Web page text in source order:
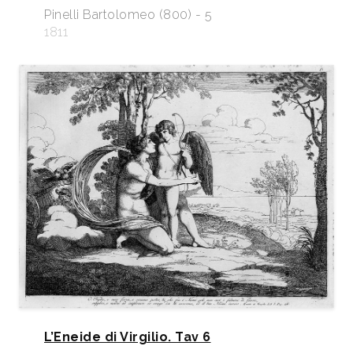
Pinelli Bartolomeo (800) - 5
1811
L’Eneide di Virgilio. Tav 6